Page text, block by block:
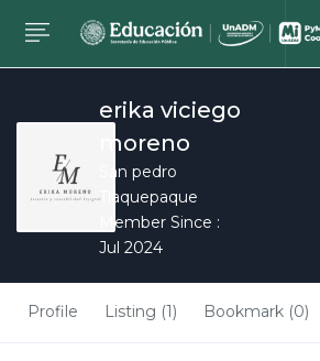
erika viciego
moreno
San pedro
Tlaquepaque
Member Since :
Jul 2024
Profile Listing (1) Bookmark (0)